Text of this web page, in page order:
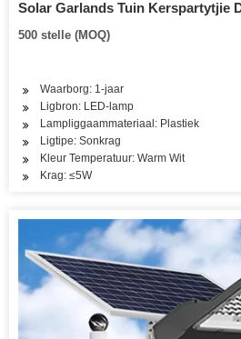
Solar Garlands Tuin Kerspartytjie
500 stelle (MOQ)
Waarborg: 1-jaar
Ligbron: LED-lamp
Lampliggaammateriaal: Plastiek
Ligtipe: Sonkrag
Kleur Temperatuur: Warm Wit
Krag: ≤5W